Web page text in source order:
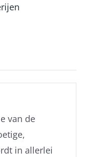
van de
in allerlei